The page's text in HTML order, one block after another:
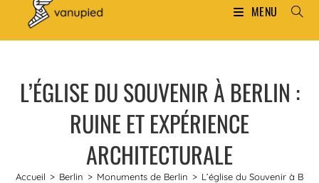
MENU
L’ÉGLISE DU SOUVENIR À BERLIN :
RUINE ET EXPÉRIENCE
ARCHITECTURALE
Accueil > Berlin > Monuments de Berlin > L’église du Souvenir à